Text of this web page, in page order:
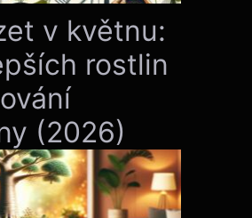
v květnu:
rostlin
(2026)